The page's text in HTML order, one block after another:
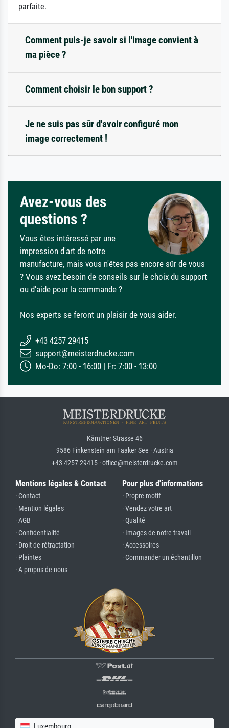
parfaite.
Comment puis-je savoir si l'image convient à
ma pièce ?
Comment choisir le bon support ?
Je ne suis pas sûr d'avoir configuré mon
image correctement !
Avez-vous des
questions ?
Vous êtes intéressé par une
impression d'art de notre
manufacture, mais vous n'êtes pas encore sûr de vous
? Vous avez besoin de conseils sur le choix du support
ou d'aide pour la commande ?
Nos experts se feront un plaisir de vous aider.
+43 4257 29415
support@meisterdrucke.com
Mo-Do: 7:00 - 16:00 | Fr: 7:00 - 13:00
Kärntner Strasse 46
9586 Finkenstein am Faaker See · Austria
+43 4257 29415 · office@meisterdrucke.com
Mentions légales & Contact
· Contact
· Mention légales
· AGB
· Confidentialité
· Droit de rétractation
· Plaintes
· A propos de nous
Pour plus d'informations
· Propre motif
· Vendez votre art
· Qualité
· Images de notre travail
· Accessoires
· Commander un échantillon